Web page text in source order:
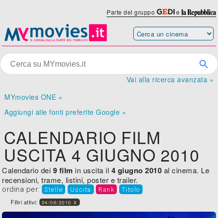
Parte del gruppo e
Vai alla ricerca avanzata »
MYmovies ONE »
Aggiungi alle fonti preferite Google »
CALENDARIO FILM
USCITA 4 GIUGNO 2010
Calendario dei 9 film in uscita il 4 giugno 2010 al cinema. Le
recensioni, trame, listini, poster e trailer.
ordina per: Stelle Uscita Rank Titolo
Filtri attivi: 04/06/2010 X